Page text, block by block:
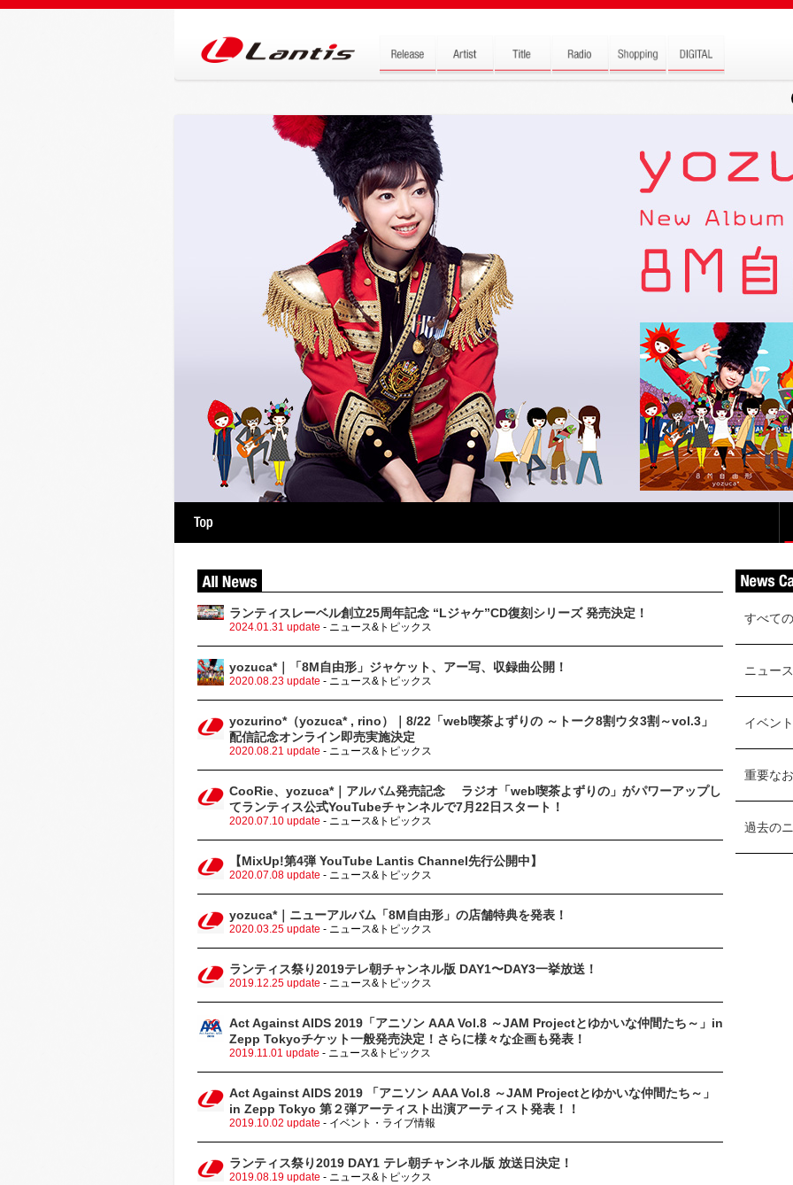
ランティスレーベル創立25周年記念 “Lジャケ”CD復刻シリーズ 発売決定！
2024.01.31 update - ニュース&トピックス
yozuca*｜「8M自由形」ジャケット、アー写、収録曲公開！
2020.08.23 update - ニュース&トピックス
yozurino*（yozuca* , rino）｜8/22「web喫茶よずりの ～トーク8割ウタ3割～vol.3」
配信記念オンライン即売実施決定
2020.08.21 update - ニュース&トピックス
CooRie、yozuca*｜アルバム発売記念 ラジオ「web喫茶よずりの」がパワーアップし
てランティス公式YouTubeチャンネルで7月22日スタート！
2020.07.10 update - ニュース&トピックス
【MixUp!第4弾 YouTube Lantis Channel先行公開中】
2020.07.08 update - ニュース&トピックス
yozuca*｜ニューアルバム「8M自由形」の店舗特典を発表！
2020.03.25 update - ニュース&トピックス
ランティス祭り2019テレ朝チャンネル版 DAY1〜DAY3一挙放送！
2019.12.25 update - ニュース&トピックス
Act Against AIDS 2019「アニソン AAA Vol.8 ～JAM Projectとゆかいな仲間たち～」in
Zepp Tokyoチケット一般発売決定！さらに様々な企画も発表！
2019.11.01 update - ニュース&トピックス
Act Against AIDS 2019 「アニソン AAA Vol.8 ～JAM Projectとゆかいな仲間たち～」
in Zepp Tokyo 第２弾アーティスト出演アーティスト発表！！
2019.10.02 update - イベント・ライブ情報
ランティス祭り2019 DAY1 テレ朝チャンネル版 放送日決定！
2019.08.19 update - ニュース&トピックス
すべて
ニュー
イベン
重要な
過去の